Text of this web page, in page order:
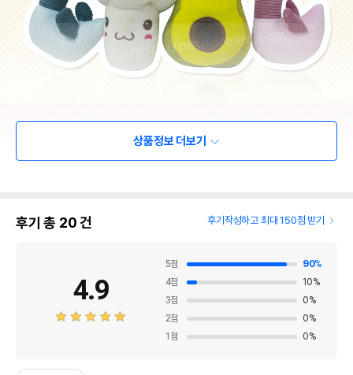
상품정보 더보기
후기 총 20건 후기작성하고 최대 150점 받기
4.9
5점 90%
4점 10%
3점 0%
2점 0%
1 점 0%